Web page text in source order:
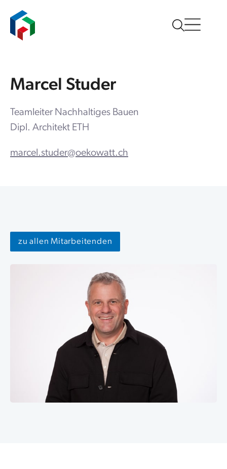
Marcel Studer
Teamleiter Nachhaltiges Bauen
Dipl. Architekt ETH
marcel.studer@oekowatt.ch
zu allen Mitarbeitenden